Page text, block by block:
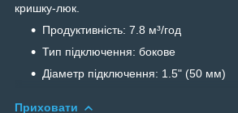
кришку-люк.
Продуктивність: 7.8 м³/год
Тип підключення: бокове
Діаметр підключення: 1.5" (50 мм)
Приховати